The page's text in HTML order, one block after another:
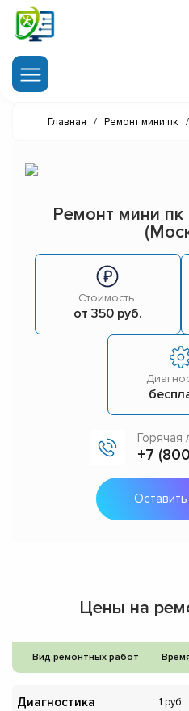
Главная / Ремонт мини пк /
Ремонт мини
Стоимость:
от 350 руб.
Горячая
+7
Оставить
Цены на
Вид ремонтных работ
Диагностика 1